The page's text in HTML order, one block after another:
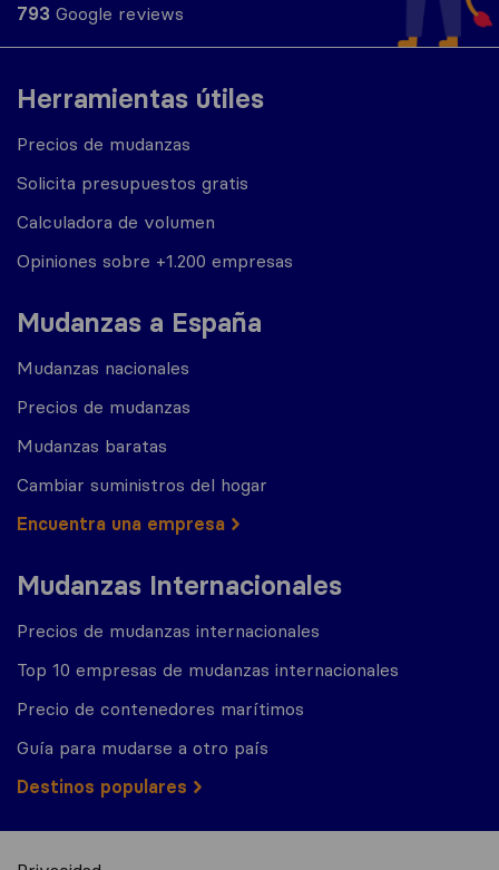
Herramientas útiles
Precios de mudanzas
Solicita presupuestos gratis
Calculadora de volumen
Opiniones sobre +1.200 empresas
Mudanzas a España
Mudanzas nacionales
Precios de mudanzas
Mudanzas baratas
Cambiar suministros del hogar
Encuentra una empresa
Mudanzas Internacionales
Precios de mudanzas internacionales
Top 10 empresas de mudanzas internacionales
Precio de contenedores marítimos
Guía para mudarse a otro país
Destinos populares
793 Google reviews